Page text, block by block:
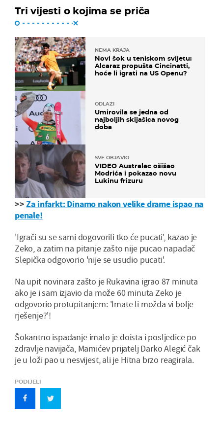
Tri vijesti o kojima se priča
NEMA KRAJA
Novi šok u teniskom svijetu:
Alcaraz propušta Cincinatti,
hoće li igrati na US Openu?
ODLAZI
Umirovila se jedna od
najboljih skijašica novog
doba
SVE OBJAVIO
VIDEO Australac ošišao
Modrića i pokazao novu
Lukinu frizuru
>>Za infarkt: Dinamo nakon velike drame ispao na
penale!
'Igrači su se sami dogovorili tko će pucati', kazao je
Zeko, a zatim na pitanje zašto nije pucao napadač
Slepička odgovorio 'nije se usudio pucati'.
Na upit novinara zašto je Rukavina igrao 87 minuta
ako je i sam izjavio da može 60 minuta Zeko je
odgovorio protupitanjem: 'Imate li možda vi bolje
rješenje?'!
Šokantno ispadanje imalo je doista i posljedice po
zdravlje navijača, Mamićev prijatelj Darko Alegić čak
je u loži pao u nesvijest, ali je Hitna brzo reagirala.
PODIJELI